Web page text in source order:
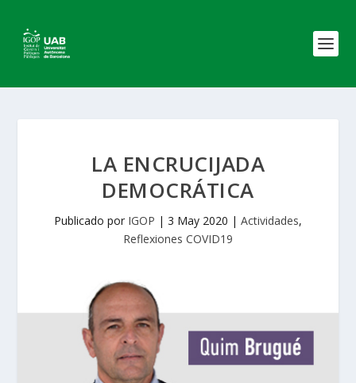
LA ENCRUCIJADA
DEMOCRÁTICA
Publicado por IGOP | 3 May 2020 | Actividades,
Reflexiones COVID19